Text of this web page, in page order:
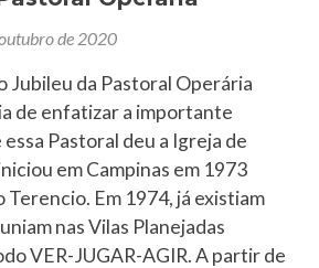
de 2020
Jubileu da Pastoral Operária
de enfatizar a importante
Pastoral deu a Igreja de
em Campinas em 1973
Terencio. Em 1974, já existiam
nas Vilas Planejadas
VER-JUGAR-AGIR. A partir de